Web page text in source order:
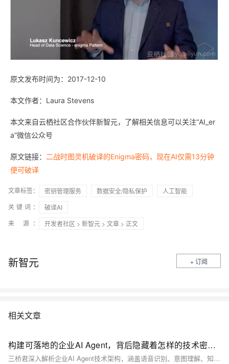
原文发布时间为：2017-12-10
本文作者：Laura Stevens
本文来自云栖社区合作伙伴新智元，了解相关信息可以关注“AI_er
a”微信公众号
原文链接： 二战时图灵机破译的Enigma密码，现在AI仅需13分钟
便可破译
文章标签： 密钥管理服务 数据安全/隐私保护
人工智能
关键词：
破译AI
来 源：
开发者社区 > 新智元 > 文章 > 正文
新智元 + 订阅
相关文章
构建可落地的企业AI Agent，背后隐藏着怎样的技术密码？
三桥君深入解析企业AI Agent技术架构，涵盖语音识别、意图理解、知识库协同、语音合成等核心模块，探讨如何实现业务闭环与高效人机交互，助力企业智能化升级。